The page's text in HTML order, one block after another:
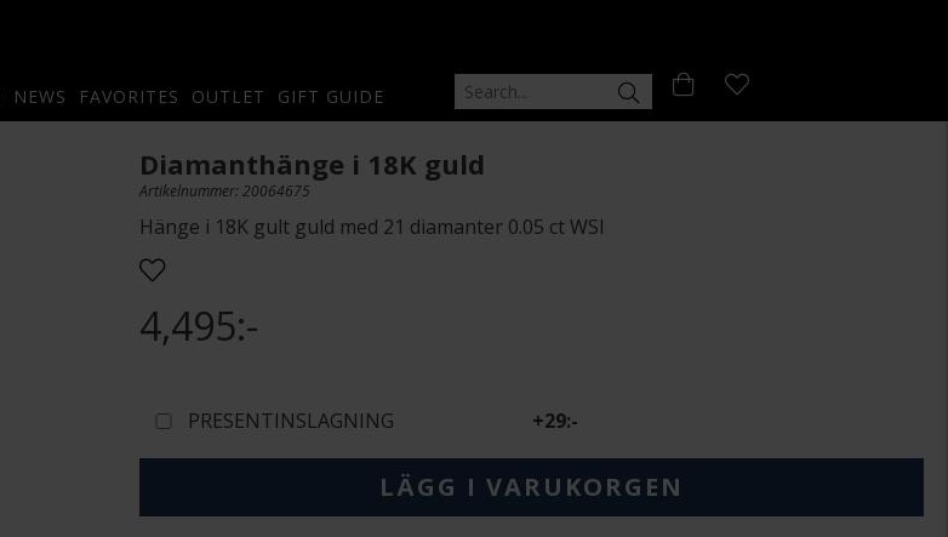
NEWS FAVORITES OUTLET GIFT GUIDE
Diamanthänge i 18K guld
Artikelnummer: 20064675
Hänge i 18K gult guld med 21 diamanter 0.05 ct WSI
4,495:-
PRESENTINSLAGNING +29:-
LÄGG I VARUKORGEN